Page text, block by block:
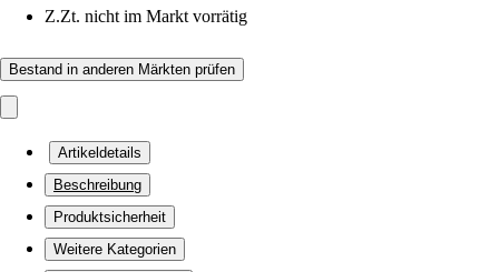
Z.Zt. nicht im Markt vorrätig
Bestand in anderen Märkten prüfen
Artikeldetails
Beschreibung
Produktsicherheit
Weitere Kategorien